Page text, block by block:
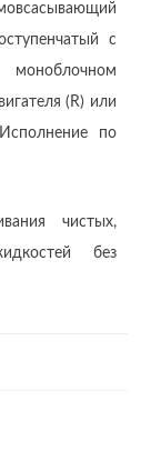
с
(R) или
по
чистых,
без